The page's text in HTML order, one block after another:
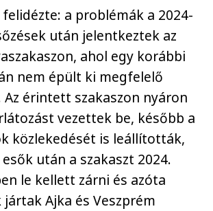
a problémák a 2024-
után jelentkeztek az
ahol egy korábbi
nem épült ki megfelelő
Az érintett szakaszon nyáron
vezettek be, később a
közlekedését is leállították,
után a szakaszt 2024.
le kellett zárni és azóta
Ajka és Veszprém